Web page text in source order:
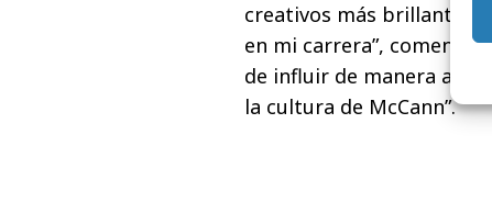
creativos más brillantes
en mi carrera”, comenta
de influir de manera aún
la cultura de McCann”.